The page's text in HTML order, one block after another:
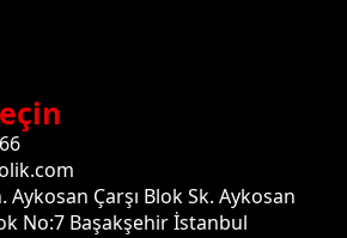
Çarşı Blok Sk. Aykosan
No:7 Başakşehir İstanbul